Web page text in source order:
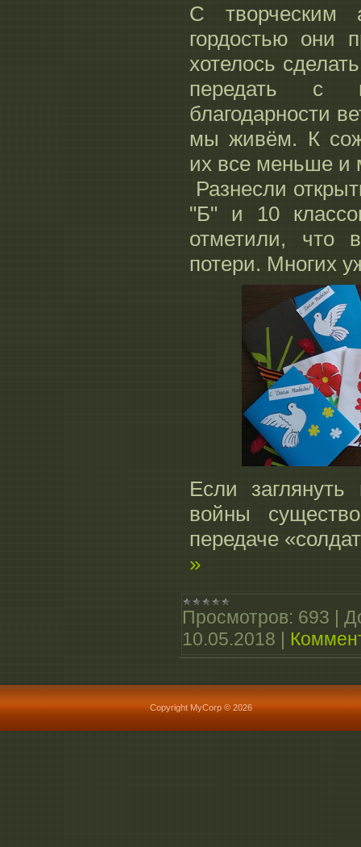
С творческим
гордостью они
хотелось
передать с
благодарности
мы живём. К
их все меньше и
Разнесли
"Б" и 10
отметили, что
потери. Многих
Если
войны
передаче
»
Просмотров: 693 |
10.05.2018 |
Copyright MyCorp © 2026